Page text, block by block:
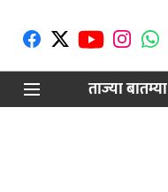
ताज्या बातम्या